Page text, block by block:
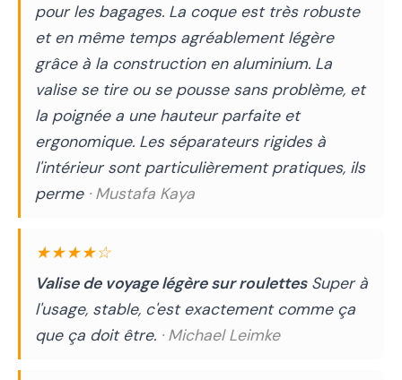
pour les bagages. La coque est très robuste
et en même temps agréablement légère
grâce à la construction en aluminium. La
valise se tire ou se pousse sans problème, et
la poignée a une hauteur parfaite et
ergonomique. Les séparateurs rigides à
l'intérieur sont particulièrement pratiques, ils
perme · Mustafa Kaya
★★★★☆
Valise de voyage légère sur roulettesSuper à
l'usage, stable, c'est exactement comme ça
que ça doit être. · Michael Leimke